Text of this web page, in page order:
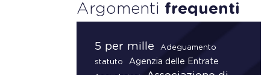
Argomenti frequenti
5 per mille
Adeguamento
statuto
Agenzia delle Entrate